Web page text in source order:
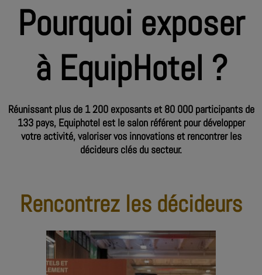
Pourquoi exposer
à EquipHotel ?
Réunissant plus de 1 200 exposants et 80 000 participants de
133 pays, Equiphotel est le salon référent pour développer
votre activité, valoriser vos innovations et rencontrer les
décideurs clés du secteur.
Rencontrez les décideurs